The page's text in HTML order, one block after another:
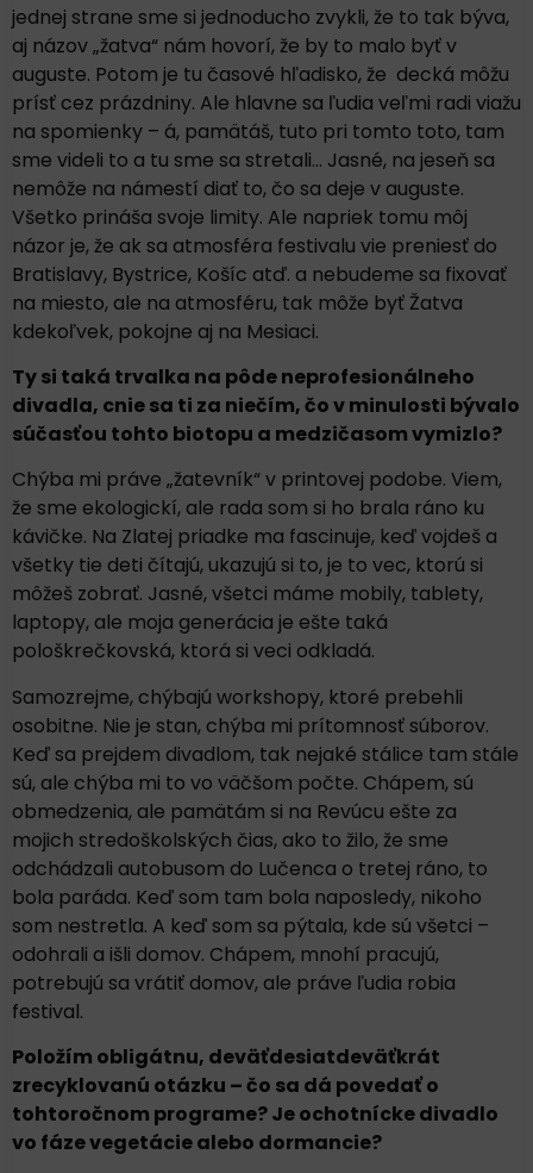
jednej strane sme si jednoducho zvykli, že to tak býva,
aj názov „žatva“ nám hovorí, že by to malo byť v
auguste. Potom je tu časové hľadisko, že decká môžu
prísť cez prázdniny. Ale hlavne sa ľudia veľmi radi viažu
na spomienky – á, pamätáš, tuto pri tomto toto, tam
sme videli to a tu sme sa stretali… Jasné, na jeseň sa
nemôže na námestí diať to, čo sa deje v auguste.
Všetko prináša svoje limity. Ale napriek tomu môj
názor je, že ak sa atmosféra festivalu vie preniesť do
Bratislavy, Bystrice, Košíc atď. a nebudeme sa fixovať
na miesto, ale na atmosféru, tak môže byť Žatva
kdekoľvek, pokojne aj na Mesiaci.
Ty si taká trvalka na pôde neprofesionálneho
divadla, cnie sa ti za niečím, čo v minulosti bývalo
súčasťou tohto biotopu a medzičasom vymizlo?
Chýba mi práve „žatevník“ v printovej podobe. Viem,
že sme ekologickí, ale rada som si ho brala ráno ku
kávičke. Na Zlatej priadke ma fascinuje, keď vojdeš a
všetky tie deti čítajú, ukazujú si to, je to vec, ktorú si
môžeš zobrať. Jasné, všetci máme mobily, tablety,
laptopy, ale moja generácia je ešte taká
pološkrečkovská, ktorá si veci odkladá.
Samozrejme, chýbajú workshopy, ktoré prebehli
osobitne. Nie je stan, chýba mi prítomnosť súborov.
Keď sa prejdem divadlom, tak nejaké stálice tam stále
sú, ale chýba mi to vo väčšom počte. Chápem, sú
obmedzenia, ale pamätám si na Revúcu ešte za
mojich stredoškolských čias, ako to žilo, že sme
odchádzali autobusom do Lučenca o tretej ráno, to
bola paráda. Keď som tam bola naposledy, nikoho
som nestretla. A keď som sa pýtala, kde sú všetci –
odohrali a išli domov. Chápem, mnohí pracujú,
potrebujú sa vrátiť domov, ale práve ľudia robia
festival.
Položím obligátnu, deväťdesiatdeväťkrát
zrecyklovanú otázku – čo sa dá povedať o
tohtoročnom programe? Je ochotnícke divadlo
vo fáze vegetácie alebo dormancie?